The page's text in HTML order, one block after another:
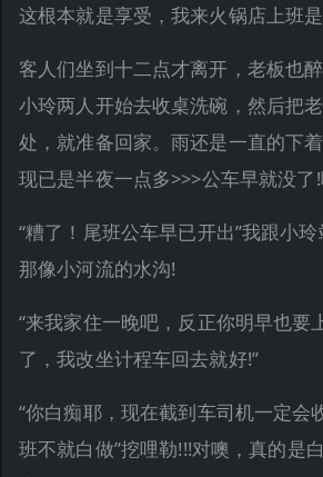
这根本就是享受，我来火锅店上班
客人们坐到十二点才离开，老板也
小玲两人开始去收桌洗碗，然后把
处，就准备回家。雨还是一直的下
现已是半夜一点多>>>公车早就没了
“糟了！尾班公车早已开出”我跟小
那像小河流的水沟!
“来我家住一晚吧，反正你明早也要
了，我改坐计程车回去就好!”
“你白痴耶，现在截到车司机一定会
班不就白做”挖哩勒!!!对噢，真的是